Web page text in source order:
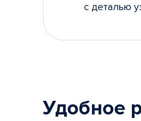
с деталью
Удобное